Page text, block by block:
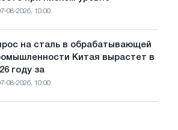
08-2026, 10:00
на сталь в обрабатывающей
Китая вырастет в
году за
08-2026, 10:00